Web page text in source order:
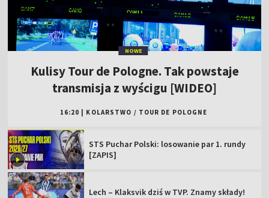
NOWE
Kulisy Tour de Pologne. Tak powstaje
transmisja z wyścigu [WIDEO]
16:20 KOLARSTWO / TOUR DE POLOGNE
STS Puchar Polski: losowanie par 1. rundy
[ZAPIS]
Lech – Klaksvik dziś w TVP. Znamy składy!